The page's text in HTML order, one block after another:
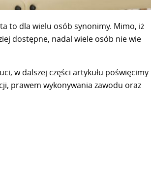
to dla wielu osób synonimy. Mimo, iż
dostępne, nadal wiele osób nie wie
w dalszej części artykułu poświęcimy
prawem wykonywania zawodu oraz